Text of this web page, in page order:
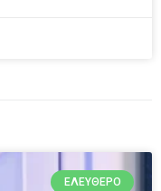
ΕΛΕΎΘΕΡΟ